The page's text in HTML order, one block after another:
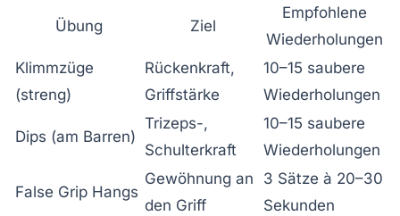
Übung Ziel
Empfohlene
Wiederholungen
Klimmzüge
(streng)
Rückenkraft,
Griffstärke
10–15 saubere
Wiederholungen
Dips (am Barren)
Trizeps-,
Schulterkraft
10–15 saubere
Wiederholungen
False Grip Hangs
Gewöhnung an
den Griff
3 Sätze à 20–30
Sekunden